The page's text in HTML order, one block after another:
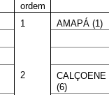
ordem
1 AMAPÁ (1)
2
CALÇOENE
(6)